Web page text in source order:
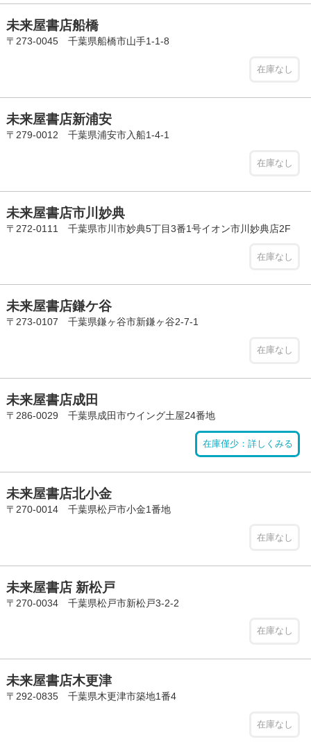
未来屋書店船橋
〒273-0045 千葉県船橋市山手1-1-8
在庫なし
未来屋書店新浦安
〒279-0012 千葉県浦安市入船1-4-1
在庫なし
未来屋書店市川妙典
〒272-0111 千葉県市川市妙典5丁目3番1号イオン市川妙典店2F
在庫なし
未来屋書店鎌ケ谷
〒273-0107 千葉県鎌ヶ谷市新鎌ヶ谷2-7-1
在庫なし
未来屋書店成田
〒286-0029 千葉県成田市ウイング土屋24番地
在庫僅少：詳しくみる
未来屋書店北小金
〒270-0014 千葉県松戸市小金1番地
在庫なし
未来屋書店 新松戸
〒270-0034 千葉県松戸市新松戸3-2-2
在庫なし
未来屋書店木更津
〒292-0835 千葉県木更津市築地1番4
在庫なし